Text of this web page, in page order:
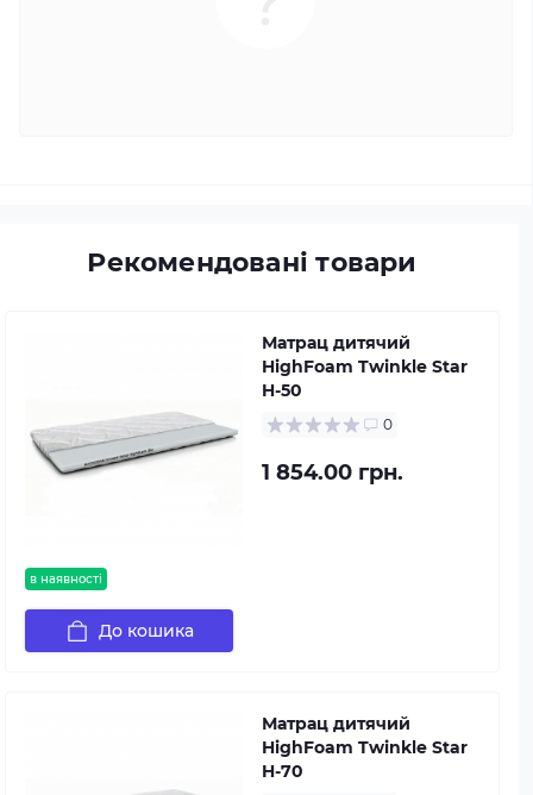
Рекомендовані товари
в наявності
Матрац дитячий
HighFoam Twinkle Star
H-50
0
1 854.00 грн.
До кошика
Матрац дитячий
HighFoam Twinkle Star
H-70